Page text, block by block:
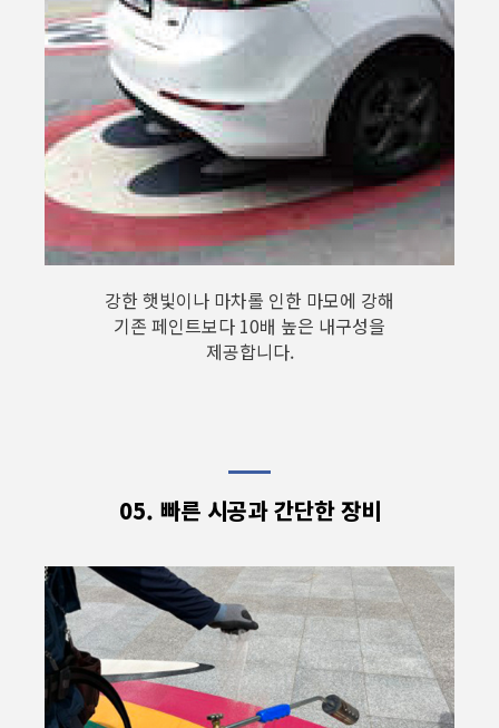
강한 햇빛이나 마차롤 인한 마모에 강해
기존 페인트보다 10배 높은 내구성을
제공합니다.
05. 빠른 시공과 간단한 장비